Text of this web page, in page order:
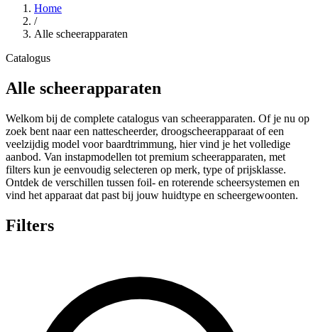
Home
/
Alle scheerapparaten
Catalogus
Alle scheerapparaten
Welkom bij de complete catalogus van scheerapparaten. Of je nu op
zoek bent naar een nattescheerder, droogscheerapparaat of een
veelzijdig model voor baardtrimmung, hier vind je het volledige
aanbod. Van instapmodellen tot premium scheerapparaten, met
filters kun je eenvoudig selecteren op merk, type of prijsklasse.
Ontdek de verschillen tussen foil- en roterende scheersystemen en
vind het apparaat dat past bij jouw huidtype en scheergewoonten.
Filters